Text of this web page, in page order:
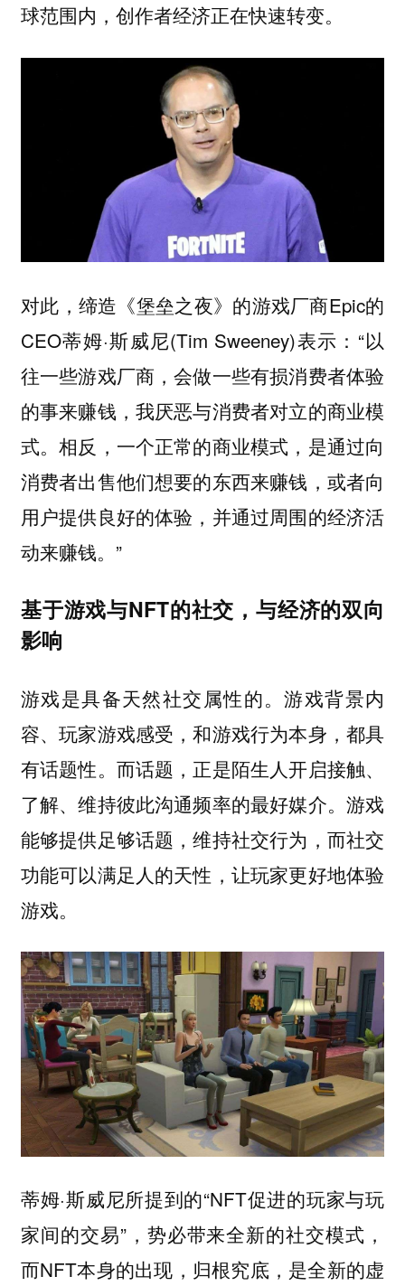
球范围内，创作者经济正在快速转变。
对此，缔造《堡垒之夜》的游戏厂商Epic的
CEO蒂姆·斯威尼(Tim Sweeney)表示：“以
往一些游戏厂商，会做一些有损消费者体验
的事来赚钱，我厌恶与消费者对立的商业模
式。相反，一个正常的商业模式，是通过向
消费者出售他们想要的东西来赚钱，或者向
用户提供良好的体验，并通过周围的经济活
动来赚钱。”
基于游戏与NFT的社交，与经济的双向
影响
游戏是具备天然社交属性的。游戏背景内
容、玩家游戏感受，和游戏行为本身，都具
有话题性。而话题，正是陌生人开启接触、
了解、维持彼此沟通频率的最好媒介。游戏
能够提供足够话题，维持社交行为，而社交
功能可以满足人的天性，让玩家更好地体验
游戏。
蒂姆·斯威尼所提到的“NFT促进的玩家与玩
家间的交易”，势必带来全新的社交模式，
而NFT本身的出现，归根究底，是全新的虚